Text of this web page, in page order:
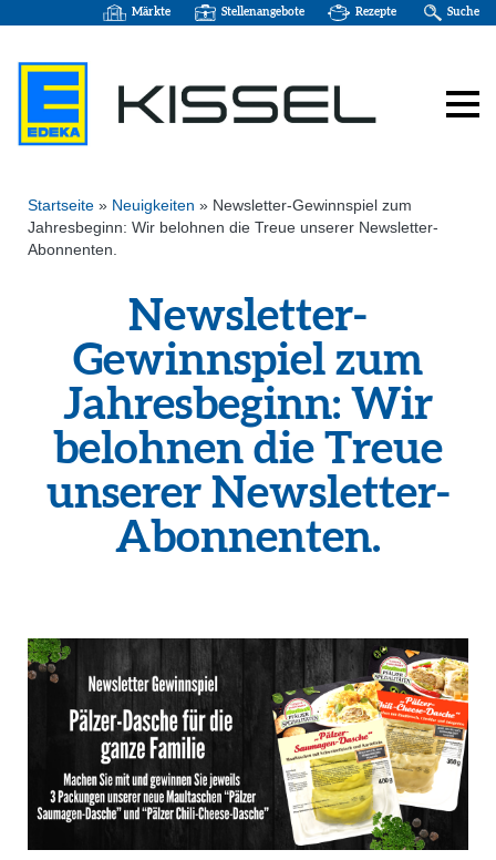
Märkte Stellenangebote Rezepte Suche
Startseite » Neuigkeiten » Newsletter-Gewinnspiel zum
Jahresbeginn: Wir belohnen die Treue unserer Newsletter-
Abonnenten.
Newsletter-
Gewinnspiel zum
Jahresbeginn: Wir
belohnen die Treue
unserer Newsletter-
Abonnenten.